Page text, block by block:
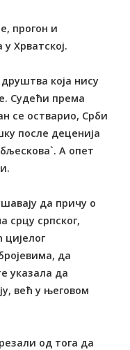
прогон и
Хрватској.
која нису
Судећи према
се остварио, Срби
после деценија
А опет
да причу о
срцу српског,
цијелог
да
указала да
већ у његовом
од тога да